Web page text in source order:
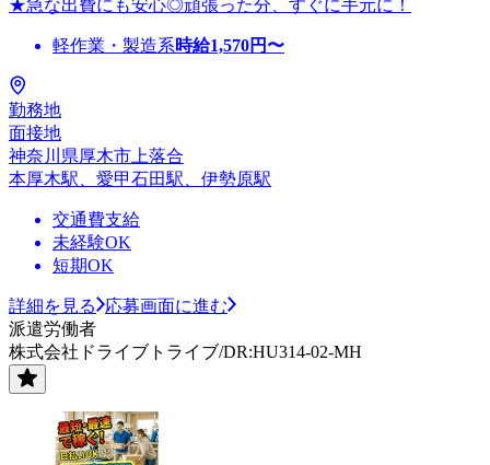
★急な出費にも安心◎頑張った分、すぐに手元に！
軽作業・製造系時給1,570円〜
勤務地
面接地
神奈川県厚木市上落合
本厚木駅、愛甲石田駅、伊勢原駅
交通費支給
未経験OK
短期OK
詳細を見る
応募画面に進む
派遣労働者
株式会社ドライブトライブ/DR:HU314-02-MH